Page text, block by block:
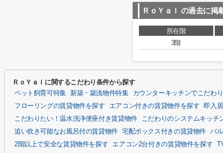
ＲｏＹａｌ の過去に掲
所在階
3階
ＲｏＹａｌに関するこだわり条件から探す
ペット飼育可特集 新築・築浅物件特集 カウンターキッチンでこだわ
フローリングの賃貸物件を探す
エアコン付きの賃貸物件を探す 即入
こだわりたい！温水洗浄便座付き賃貸物件
こだわりのシステムキッチ
追い炊き可能なお風呂付の賃貸物件 宅配ボックス付きの賃貸物件 バ
2階以上で安全な賃貸物件を探す
エアコン2台付きの賃貸物件を探す